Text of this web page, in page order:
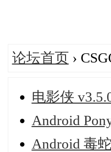
论坛首页 ›
电影侠
Android
Android 毒